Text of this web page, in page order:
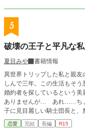
5
破壊の王子と平凡な私
夏目みや
書籍情報
異世界トリップした私と親
しんで三年。この生活もそ
婚約者を探しているという
ありませんが… あれ……ちょっ
子に見目麗しい騎士団長と、魔力も強
のキャラは濃ゆいですが、私
恋愛 完結 長編 R15